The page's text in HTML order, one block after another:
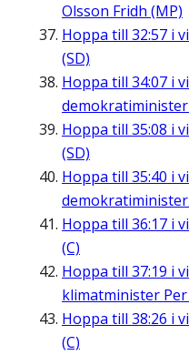
Olsson Fridh (MP)
Hoppa till 32:57 i
(SD)
Hoppa till 34:07 i
demokratiminister
Hoppa till 35:08 i
(SD)
Hoppa till 35:40 i
demokratiminister
Hoppa till 36:17 i
(C)
Hoppa till 37:19 i
klimatminister
Hoppa till 38:26 i
(C)